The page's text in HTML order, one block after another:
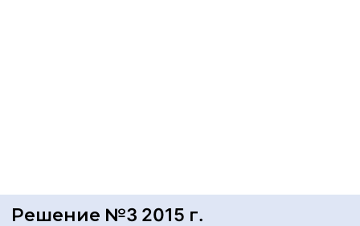
Решение №3 2015 г.